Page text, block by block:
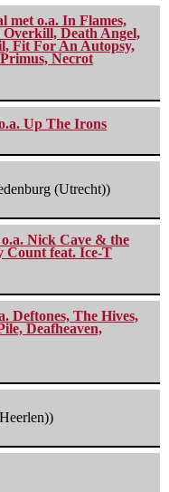
met o.a. In Flames,
Death Angel,
Fit For An Autopsy,
Necrot
Up The Irons
(Utrecht))
Nick Cave & the
Count feat. Ice-T
Deftones, The Hives,
Deafheaven,